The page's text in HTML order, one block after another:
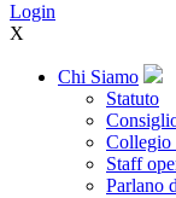
Login
X
Chi Siamo
Statuto
Collegio
Staff
Parlano